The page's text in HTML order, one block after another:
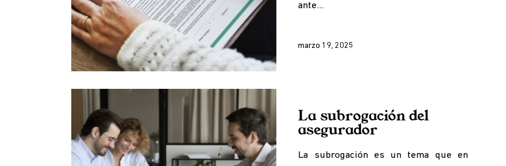
ante…
marzo 19, 2025
La subrogación del
asegurador
La subrogación es un tema que en